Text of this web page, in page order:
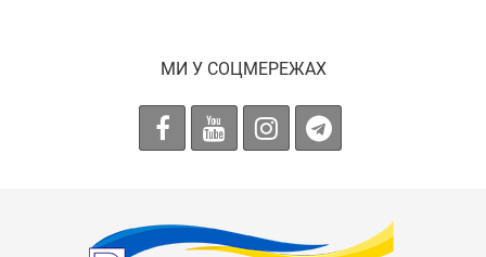
МИ У СОЦМЕРЕЖАХ